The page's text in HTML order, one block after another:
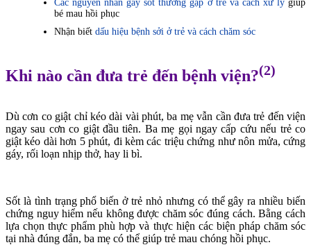
Các nguyên nhân gây sốt thường gặp ở trẻ và cách xử lýgiúp
bé mau hồi phục
Nhận biết dấu hiệu bệnh sởi ở trẻ và cách chăm sóc
Khi nào cần đưa trẻ đến bệnh viện?(2)
Dù cơn co giật chỉ kéo dài vài phút, ba mẹ vẫn cần đưa trẻ đến viện
ngay sau cơn co giật đầu tiên. Ba mẹ gọi ngay cấp cứu nếu trẻ co
giật kéo dài hơn 5 phút, đi kèmcác triệu chứng như nôn mửa, cứng
gáy, rối loạn nhịp thở, hay li bì.
Sốt là tình trạng phổ biến ở trẻ nhỏ nhưng có thể gây ra nhiều biến
chứng nguy hiểm nếu không được chăm sóc đúng cách. Bằng cách
lựa chọn thực phẩm phù hợp và thực hiện các biện pháp chăm sóc
tại nhà đúng đắn, ba mẹ có thể giúp trẻ mau chóng hồi phục.